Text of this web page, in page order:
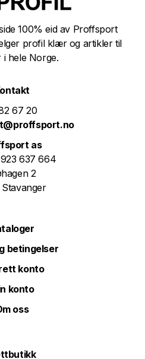
100% eid av Proffsport
profil klær og artikler til
i hele Norge.
67 20
as
637 664
2
betingelser
konto
konto
oss